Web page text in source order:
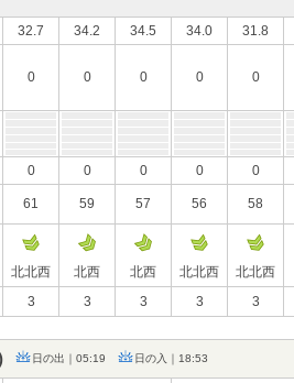
32.7 34.2 34.5 34.0 31.8
0 0 0 0 0
0 0 0 0 0
61 59 57 56 58
北北西 北西 北西 北北西 北北西
3 3 3 3 3
日の出｜05:19 日の入｜18:53